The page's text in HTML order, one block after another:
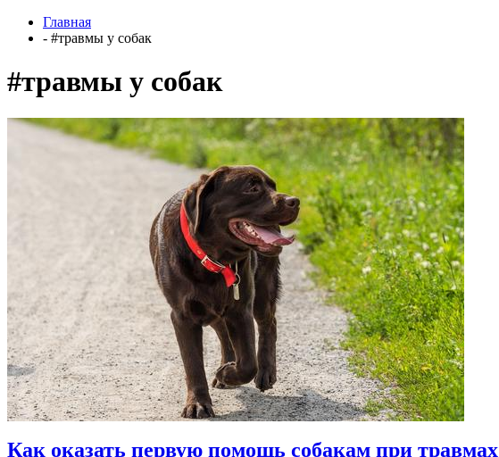
Главная
- #травмы у собак
#травмы у собак
Как оказать первую помощь собакам при травмах